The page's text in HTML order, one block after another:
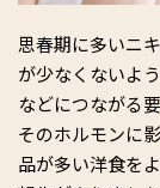
思春期に多いニ
が少なくないよ
などにつながる
そのホルモンに
品が多い洋食を